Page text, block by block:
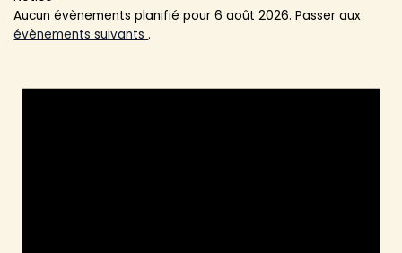
Aucun évènements planifié pour 6 août 2026. Passer aux
évènements suivants.